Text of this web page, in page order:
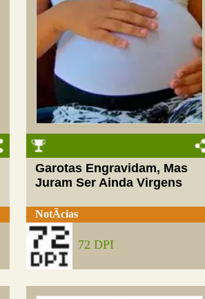
Garotas Engravidam, Mas
Juram Ser Ainda Virgens
NotÃ­cias
72 DPI